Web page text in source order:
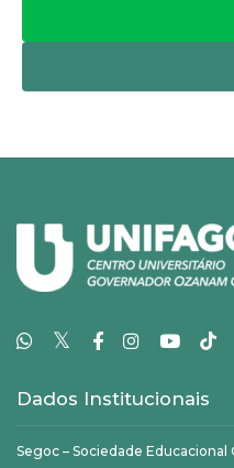
𝕏
Dados Institucionais
Segoc – Sociedade